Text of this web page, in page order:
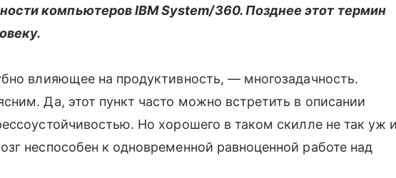
компьютеров IBM System/360. Позднее этот термин
влияющее на продуктивность, — многозадачность.
Да, этот пункт часто можно встретить в описании
Но хорошего в таком скилле не так уж и
неспособен к одновременной равноценной работе над